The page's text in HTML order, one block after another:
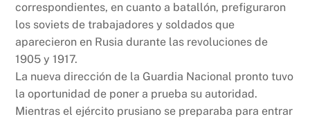
correspondientes, en cuanto a batallón, prefiguraron
los soviets de trabajadores y soldados que
aparecieron en Rusia durante las revoluciones de
1905 y 1917.
La nueva dirección de la Guardia Nacional pronto tuvo
la oportunidad de poner a prueba su autoridad.
Mientras el ejército prusiano se preparaba para entrar